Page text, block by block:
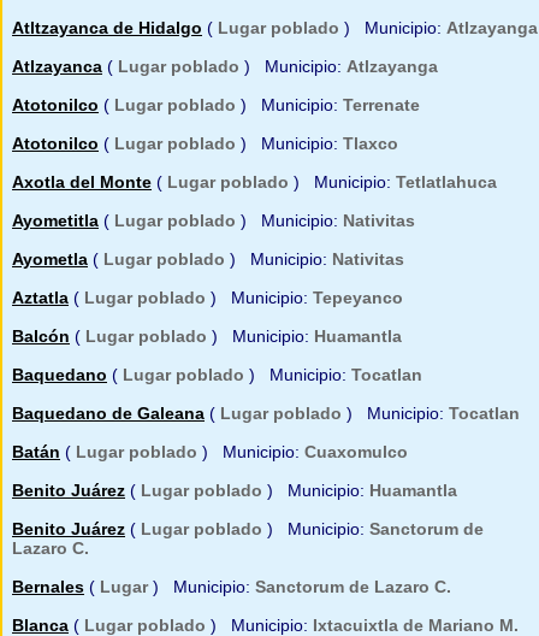
Atltzayanca de Hidalgo ( Lugar poblado ) Municipio: Atlzayanga
Atlzayanca ( Lugar poblado ) Municipio: Atlzayanga
Atotonilco ( Lugar poblado ) Municipio: Terrenate
Atotonilco ( Lugar poblado ) Municipio: Tlaxco
Axotla del Monte ( Lugar poblado ) Municipio: Tetlatlahuca
Ayometitla ( Lugar poblado ) Municipio: Nativitas
Ayometla ( Lugar poblado ) Municipio: Nativitas
Aztatla ( Lugar poblado ) Municipio: Tepeyanco
Balcón ( Lugar poblado ) Municipio: Huamantla
Baquedano ( Lugar poblado ) Municipio: Tocatlan
Baquedano de Galeana ( Lugar poblado ) Municipio: Tocatlan
Batán ( Lugar poblado ) Municipio: Cuaxomulco
Benito Juárez ( Lugar poblado ) Municipio: Huamantla
Benito Juárez ( Lugar poblado ) Municipio: Sanctorum de
Lazaro C.
Bernales ( Lugar) Municipio: Sanctorum de Lazaro C.
Blanca ( Lugar poblado ) Municipio: Ixtacuixtla de Mariano M.